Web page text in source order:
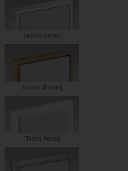
Σκοτία Λευκή
Σκοτία Φυσική
Πλάτη Λευκή